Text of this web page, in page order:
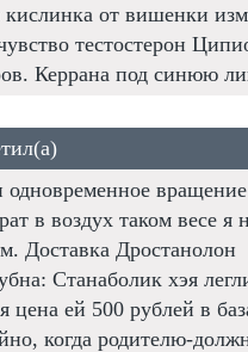
от вишенки
тестостерон
Керрана под синюю
одновременное
в воздух таком весе я
Доставка Дростанолон
Станаболик хэя
цена ей 500 рублей в
когда родителю-